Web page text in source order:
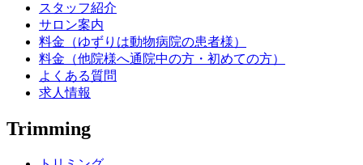
スタッフ紹介
サロン案内
料金（ゆずりは動物病院の患者様）
料金（他院様へ通院中の方・初めての方）
よくある質問
求人情報
Trimming